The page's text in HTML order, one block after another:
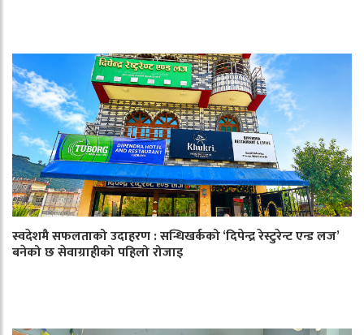
स्वदेशमै सफलताको उदाहरण : सन्धिखर्कको ‘दिपेन्द्र रेस्टुरेन्ट एन्ड लज’
बनेको छ सेवाग्राहीको पहिलो रोजाइ